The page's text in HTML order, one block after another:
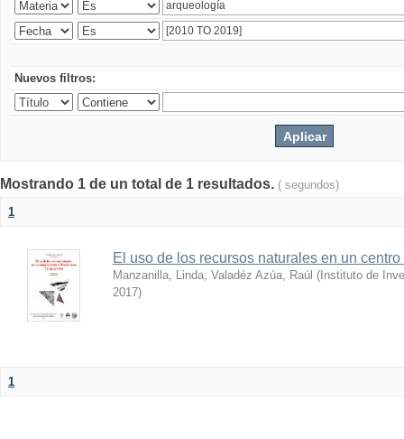
Nuevos filtros:
Mostrando 1 de un total de 1 resultados. ( segundos)
1
El uso de los recursos naturales en un
Manzanilla, Linda; Valadéz Azúa, Raúl ( Instituto de
2017)
1